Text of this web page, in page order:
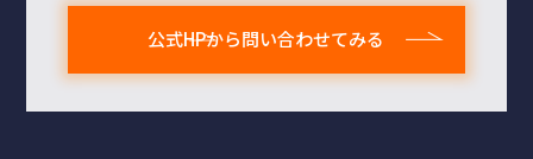
公式HPから問い合わせてみる